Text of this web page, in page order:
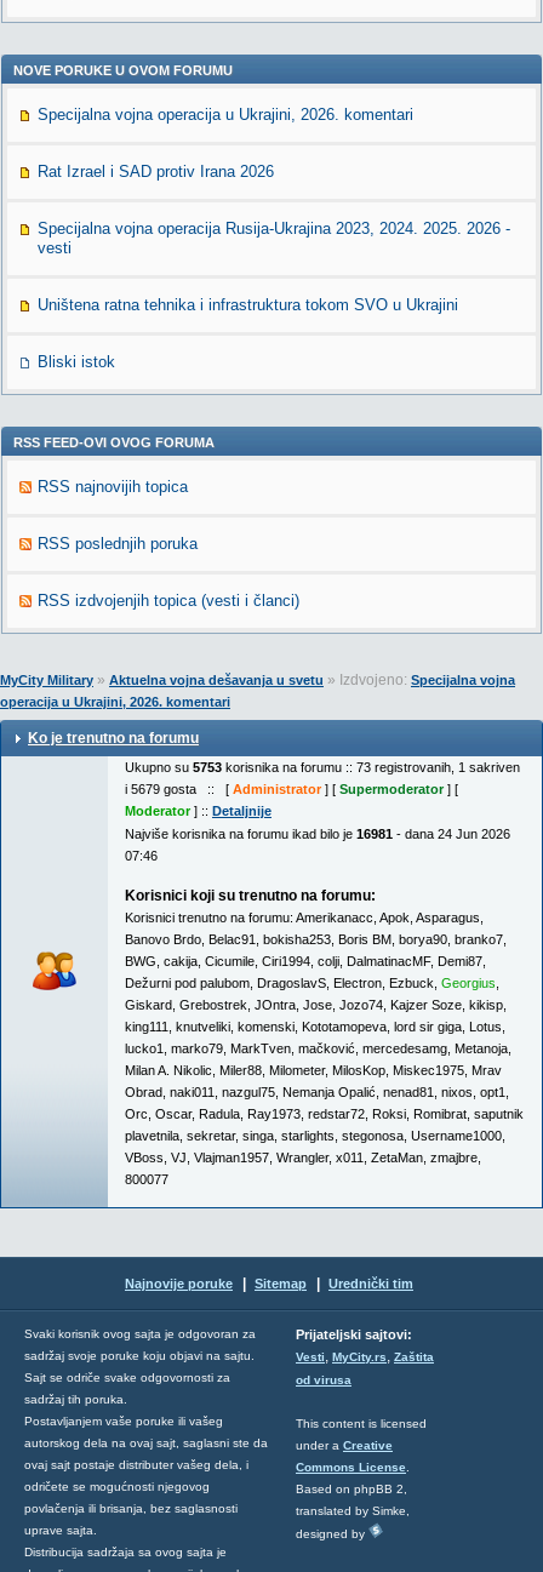
NOVE PORUKE U OVOM FORUMU
Specijalna vojna operacija u Ukrajini, 2026. komentari
Rat Izrael i SAD protiv Irana 2026
Specijalna vojna operacija Rusija-Ukrajina 2023, 2024. 2025. 2026 -
vesti
Uništena ratna tehnika i infrastruktura tokom SVO u Ukrajini
Bliski istok
RSS FEED-OVI OVOG FORUMA
RSS najnovijih topica
RSS poslednjih poruka
RSS izdvojenjih topica (vesti i članci)
MyCity Military » Aktuelna vojna dešavanja u svetu » Izdvojeno: Specijalna vojna
operacija u Ukrajini, 2026. komentari
Ko je trenutno na forumu
Ukupno su 5753 korisnika na forumu :: 73 registrovanih, 1 sakriven
i 5679 gosta :: [ Administrator] [ Supermoderator] [
Moderator] :: Detaljnije
Najviše korisnika na forumu ikad bilo je 16981 - dana 24 Jun 2026
07:46
Korisnici koji su trenutno na forumu:
Korisnici trenutno na forumu: Amerikanacc Apok Asparagus
Banovo Brdo Belac91 bokisha253 Boris BM borya90 branko7
BWG cakija Cicumile Ciri1994 colji DalmatinacMF, Demi87
Dežurni pod palubom DragoslavS Electron Ezbuck Georgius
Giskard Grebostrek JOntra Jose Jozo74 Kajzer Soze kikisp
king111
knutveliki komenski Kototamopeva lord sir giga Lotus
lucko1
marko79 MarkTven mačković mercedesamg Metanoja
Milan A. Nikolic Miler88 Milometer, MilosKop Miskec1975 Mrav
Obrad naki011 nazgul75 Nemanja Opalić nenad81 nixos opt1
Orc Oscar, Radula Ray1973 redstar72 Roksi Romibrat saputnik
plavetnila sekretar, singa starlights stegonosa Username1000
VBoss VJ Vlajman1957 Wrangler, x011 ZetaMan zmajbre
800077
Najnovije poruke Sitemap Urednički tim
Svaki korisnik ovog sajta je odgovoran za
sadržaj svoje poruke koju objavi na sajtu.
Sajt se odriče svake odgovornosti za
sadržaj tih poruka.
Postavljanjem vaše poruke ili vašeg
autorskog dela na ovaj sajt, saglasni ste da
ovaj sajt postaje distributer vašeg dela, i
odričete se mogućnosti njegovog
povlačenja ili brisanja, bez saglasnosti
uprave sajta.
Distribucija sadržaja sa ovog sajta je
Prijateljski sajtovi:
Vesti, MyCity.rs, Zaštita
od virusa
This content is licensed
under a Creative
Commons License
Based on phpBB 2,
translated by Simke,
designed by